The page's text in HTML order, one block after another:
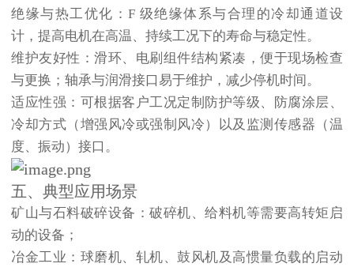
绝缘与热工优化 ：F 级绝缘体系与合理的冷却通道设
计，提高电机在高温、持续工况下的寿命与稳定性。
维护友好性 ：滑环、电刷组件结构紧凑，便于现场检查
与更换；轴承与润滑接口易于维护，减少停机时间。
适应性强 ：可根据客户工况定制防护等级、防腐涂层、
冷却方式（增强风冷或强制风冷）以及监测传感器（温
度、振动）接口。
五、典型应用场景
矿山与石料破碎设备 ：破碎机、给料机等需要高转矩启
动的设备；
冶金工业 ：球磨机、轧机、鼓风机及高惯量负载的启动